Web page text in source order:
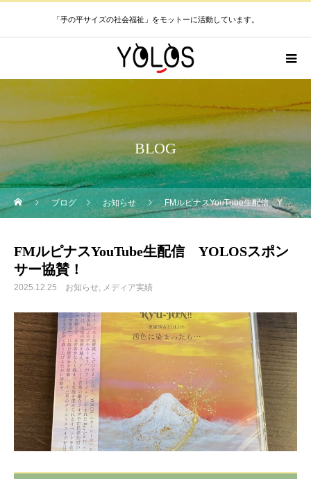
「手の平サイズの社会福祉」をモットーに活動しています。
BLOG
ブログ お知らせ FMルピナスYouTube生配信 YOLOSスポンサー協賛！
FMルピナスYouTube生配信 YOLOSスポン
サー協賛！
2025.12.25 お知らせ メディア実績